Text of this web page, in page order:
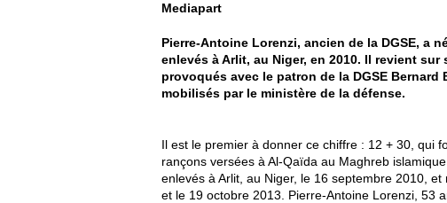
Mediapart
Pierre-Antoine Lorenzi, ancien de la DGSE, a
enlevés à Arlit, au Niger, en 2010. Il revient
provoqués avec le patron de la DGSE
mobilisés par le ministère de la défense.
Il est le premier à donner ce chiffre : 12 + 30, qui
rançons versées à Al-Qaïda au Maghreb
enlevés à Arlit, au Niger, le 16 septembre 2010,
et le 19 octobre 2013. Pierre-Antoine Lorenzi, 53